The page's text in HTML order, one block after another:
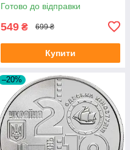
Готово до відправки
549 ₴ 699 ₴
Купити
–20%